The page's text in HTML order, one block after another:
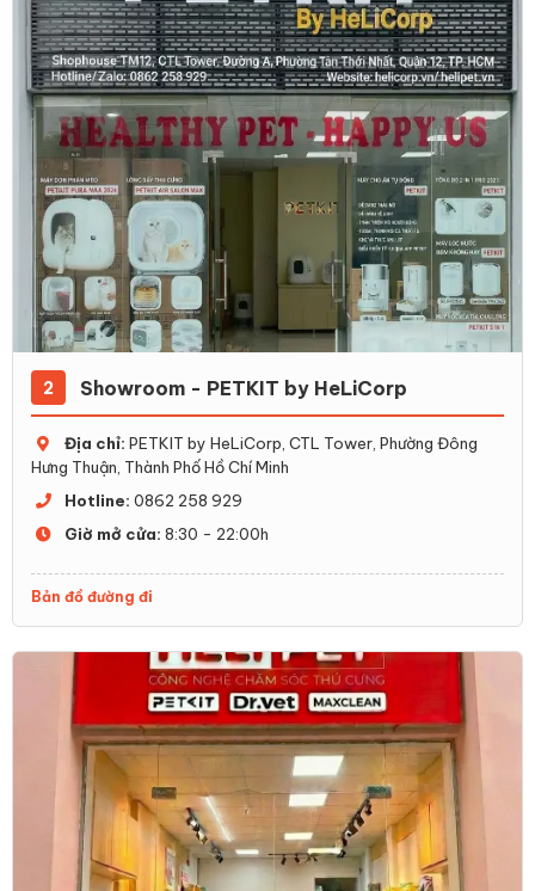
2 Showroom - PETKIT by HeLiCorp
Địa chỉ: PETKIT by HeLiCorp, CTL Tower, Phường Đông
Hưng Thuận, Thành Phố Hồ Chí Minh
Hotline: 0862 258 929
Giờ mở cửa: 8:30 - 22:00h
Bản đồ đường đi